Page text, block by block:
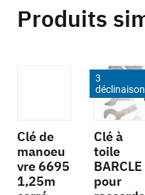
Produits
Clé de
manoeu
vre 6695
1,25m
3
Clé à
toile
BARCLE
pour